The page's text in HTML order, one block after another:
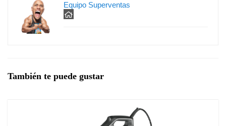
Equipo Superventas
También te puede gustar